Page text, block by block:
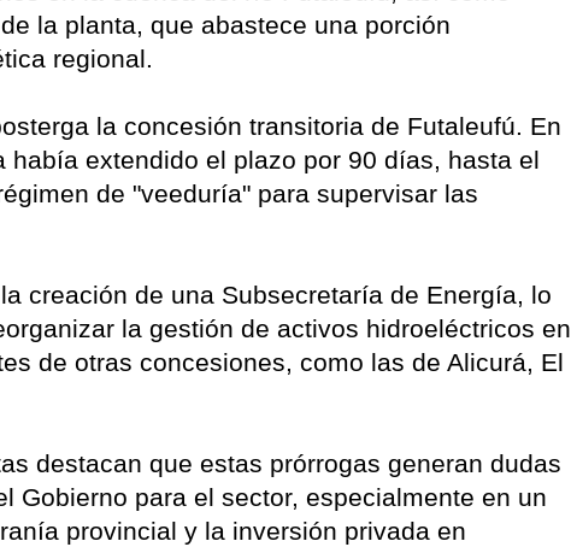
la planta, que abastece una porción
regional.
la concesión transitoria de Futaleufú. En
había extendido el plazo por 90 días, hasta el
de "veeduría" para supervisar las
creación de una Subsecretaría de Energía, lo
la gestión de activos hidroeléctricos en
de otras concesiones, como las de Alicurá, El
destacan que estas prórrogas generan dudas
Gobierno para el sector, especialmente en un
provincial y la inversión privada en